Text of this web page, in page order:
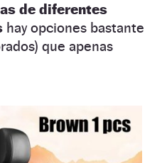
de diferentes
hay opciones bastante
que apenas